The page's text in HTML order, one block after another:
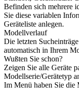
Befinden sich mehrere
Sie diese variablen
Geräteliste anlegen.
Modellverlauf
Die letzten
automatisch in Ihrem
Wußten Sie schon?
Zeigen Sie alle Geräte
Modellserie/Gerätetyp
Im Menü haben Sie